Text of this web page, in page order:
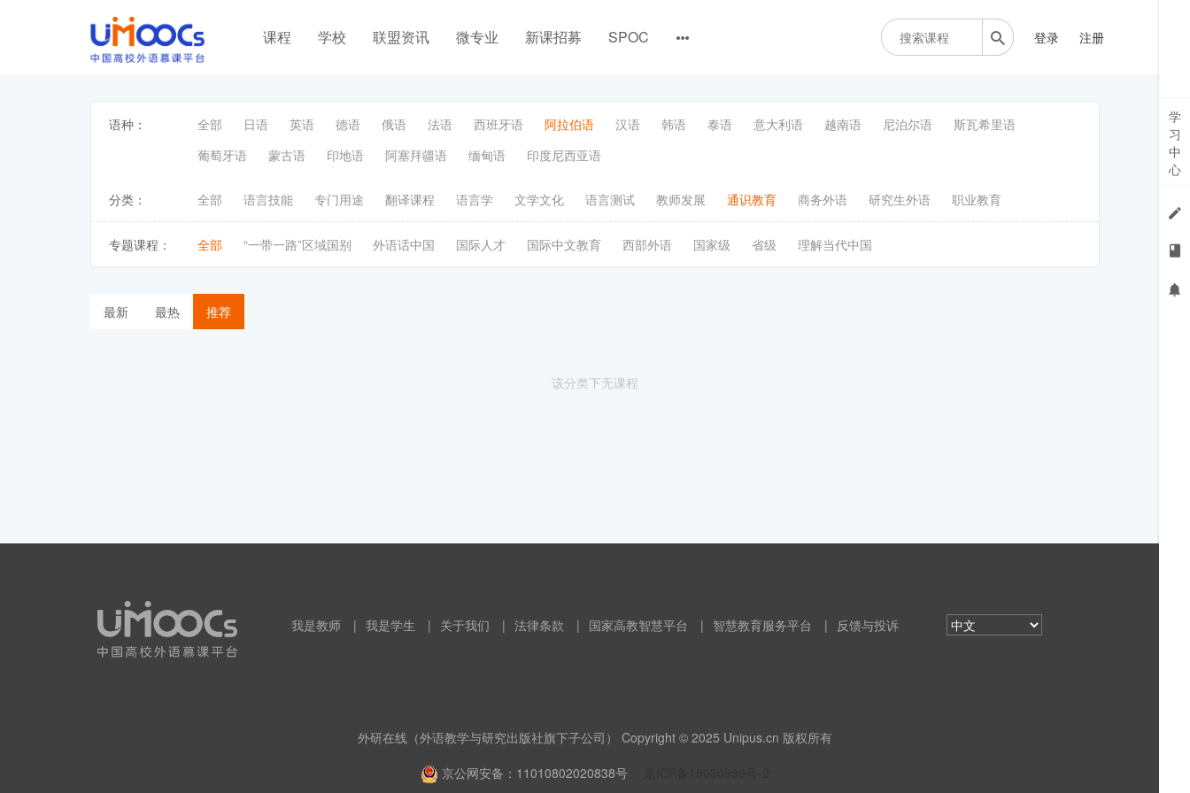
课程 学校 联盟资讯 微专业 新课招募 SPOC 登录 注册
语种： 全部 日语 英语 德语 俄语 法语 西班牙语 阿拉伯语 汉语 韩语 泰语 意大利语 越南语 尼泊尔语
斯瓦希里语
葡萄牙语
蒙古语 印地语 阿塞拜疆语 缅甸语 印度尼西亚语
分类： 全部 语言技能 专门用途 翻译课程 语言学 文学文化 语言测试 教师发展 通识教育 商务外语 研究生外语 职业教育
专题课程： 全部 “一带一路”区域国别 外语话中国 国际人才 国际中文教育 西部外语 国家级 省级 理解当代中国
最新 最热 推荐
该分类下无课程
我是教师 | 我是学生 | 关于我们 | 法律条款 | 国家高教智慧平台 | 智慧教育服务平台 | 反馈与投诉
外研在线（外语教学与研究出版社旗下子公司） Copyright © 2025 Unipus.cn 版权所有
京公网安备：11010802020838号
学
习
中
心